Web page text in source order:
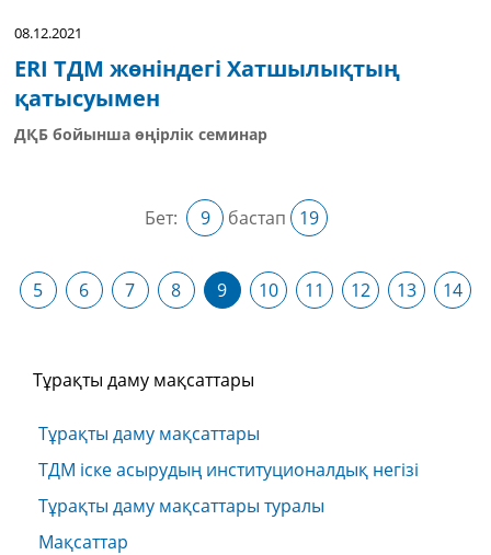
08.12.2021
ERI ТДМ жөніндегі Хатшылықтың
қатысуымен
ДҚБ бойынша өңірлік семинар
Бет: 9 бастап 19
5 6 7 8 9 10 11 12 13 14
Тұрақты даму мақсаттары
Тұрақты даму мақсаттары
ТДМ іске асырудың институционалдық негізі
Тұрақты даму мақсаттары туралы
Мақсаттар